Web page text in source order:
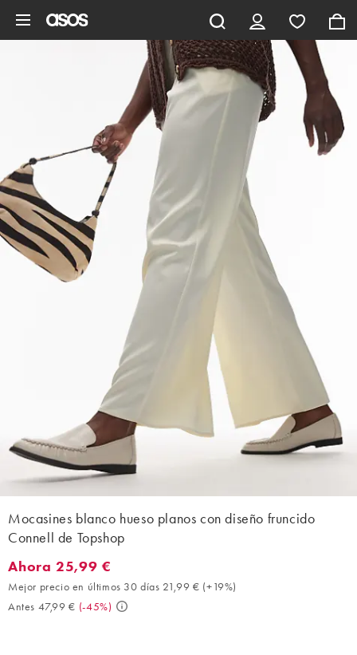
Mocasines blanco hueso planos con diseño fruncido
Connell de Topshop
Ahora 25,99 €. Mejor precio en últimos 30 días 21,99 € (+19%).
Ahora 25,99 €
Mejor precio en últimos 30 días 21,99 € (+19%)
Antes 47,99 € (-45%)